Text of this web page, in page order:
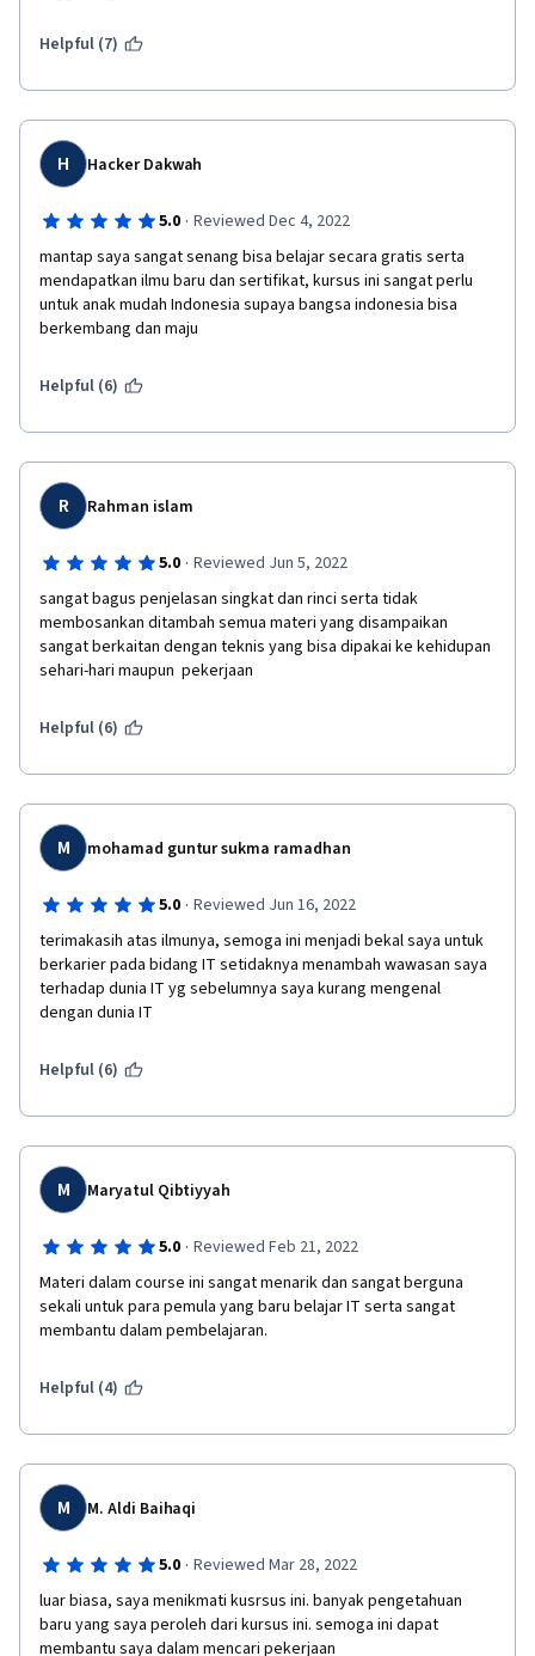
Helpful (7)
H Hacker Dakwah
5.0 · Reviewed Dec 4, 2022
mantap saya sangat senang bisa belajar secara gratis serta
mendapatkan ilmu baru dan sertifikat, kursus ini sangat perlu
untuk anak mudah Indonesia supaya bangsa indonesia bisa
berkembang dan maju
Helpful (6)
R Rahman islam
5.0 · Reviewed Jun 5, 2022
sangat bagus penjelasan singkat dan rinci serta tidak
membosankan ditambah semua materi yang disampaikan
sangat berkaitan dengan teknis yang bisa dipakai ke kehidupan
sehari-hari maupun  pekerjaan
Helpful (6)
M mohamad guntur sukma ramadhan
5.0 · Reviewed Jun 16, 2022
terimakasih atas ilmunya, semoga ini menjadi bekal saya untuk
berkarier pada bidang IT setidaknya menambah wawasan saya
terhadap dunia IT yg sebelumnya saya kurang mengenal
dengan dunia IT
Helpful (6)
M Maryatul Qibtiyyah
5.0 · Reviewed Feb 21, 2022
Materi dalam course ini sangat menarik dan sangat berguna
sekali untuk para pemula yang baru belajar IT serta sangat
membantu dalam pembelajaran.
Helpful (4)
M M. Aldi Baihaqi
5.0 · Reviewed Mar 28, 2022
luar biasa, saya menikmati kusrsus ini. banyak pengetahuan
baru yang saya peroleh dari kursus ini. semoga ini dapat
membantu saya dalam mencari pekerjaan